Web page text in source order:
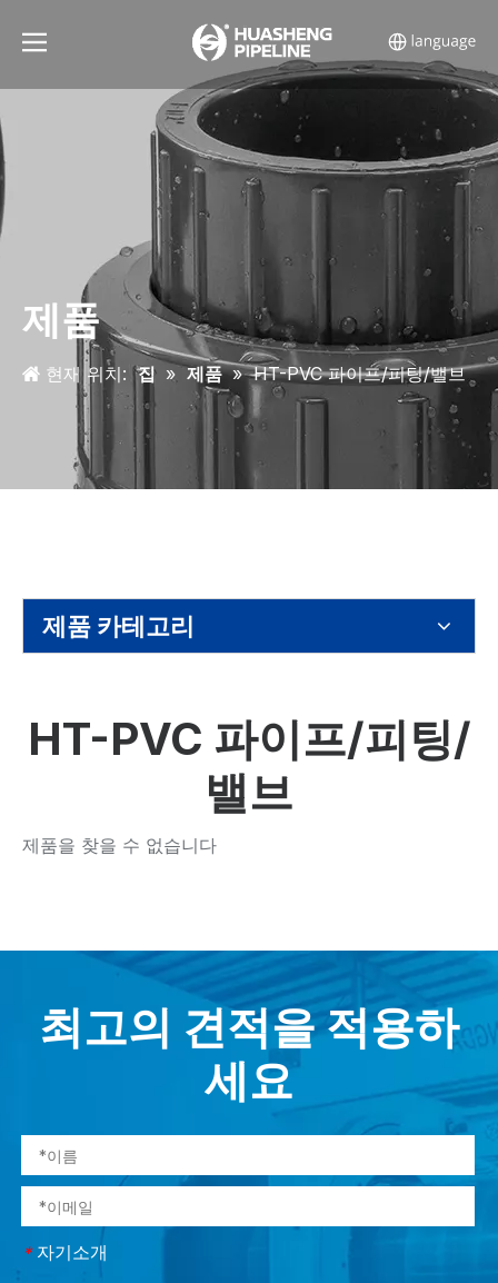
제품
현재 위치: 집 » 제품 » HT-PVC 파이프/피팅/밸브
제품 카테고리
HT-PVC 파이프/피팅/
밸브
제품을 찾을 수 없습니다
최고의 견적을 적용하
세요
* 자기소개